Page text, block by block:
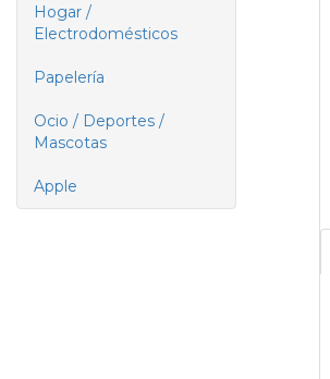
Hogar /
Electrodomésticos
Papelería
Ocio / Deportes /
Mascotas
Apple